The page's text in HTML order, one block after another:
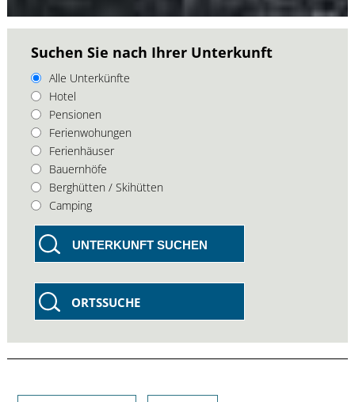
Suchen Sie nach Ihrer Unterkunft
Alle Unterkünfte
Hotel
Pensionen
Ferienwohungen
Ferienhäuser
Bauernhöfe
Berghütten / Skihütten
Camping
UNTERKUNFT SUCHEN
ORTSSUCHE